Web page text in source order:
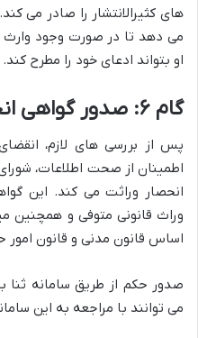
های کثیرالانتشار را صادر می
می دهد تا در صورت وجود وارث
او بتواند ادعای خود را مطرح کند.
گام ۶: صدور گواهی انحصار وراثت
پس از بررسی های لازم،
اطمینان از صحت اطلاعات،
انحصار وراثت می کند. این
وراث قانونی متوفی و همچنین
اساس قانون مدنی و قانون
صدور حکم از طریق سامانه ثنا
می توانند با مراجعه به این